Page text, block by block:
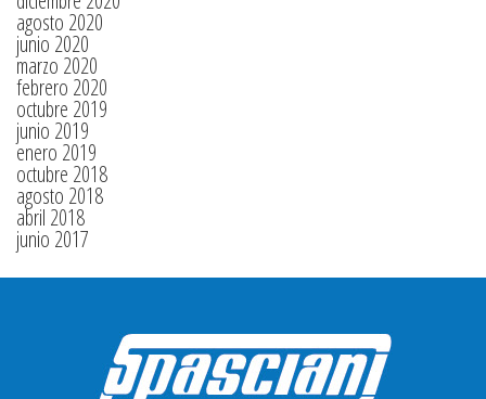
agosto 2020
junio 2020
marzo 2020
febrero 2020
octubre 2019
junio 2019
enero 2019
octubre 2018
agosto 2018
abril 2018
junio 2017